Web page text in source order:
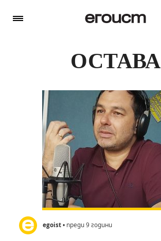
ОСТАВА
egoist• преди 9 години